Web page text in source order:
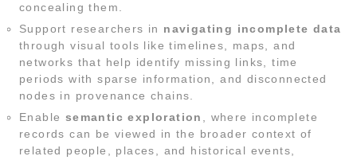
concealing them.
Support researchers in navigating incomplete data
through visual tools like timelines, maps, and
networks that help identify missing links, time
periods with sparse information, and disconnected
nodes in provenance chains.
Enable semantic exploration , where incomplete
records can be viewed in the broader context of
related people, places, and historical events,